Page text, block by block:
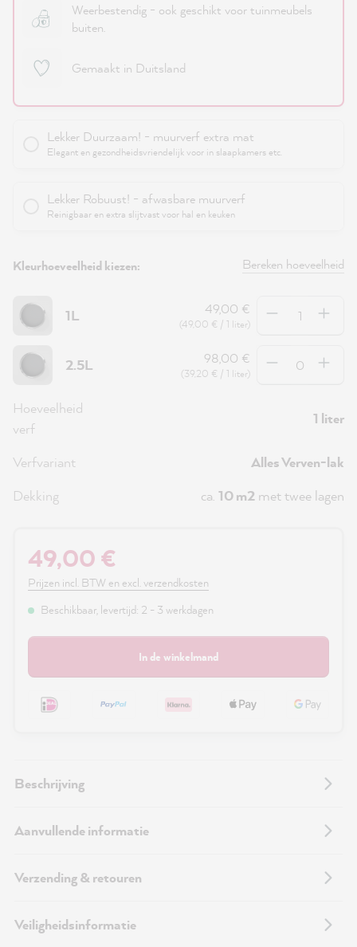
Weerbestendig - ook geschikt voor tuinmeubels
buiten.
Gemaakt in Duitsland
Lekker Duurzaam! - muurverf extra mat
Elegant en gezondheidsvriendelijk voor in slaapkamers etc.
Lekker Robuust! - afwasbare muurverf
Reinigbaar en extra slijtvast voor hal en keuken
Kleurhoeveelheid kiezen: Bereken hoeveelheid
1L 49,00 €
(49,00 € / 1 liter)
Hoeveelheid
2.5L 98,00 €
(39,20 € / 1 liter)
Hoeveelheid
Hoeveelheid
verf
1 liter
Verfvariant
Alles Verven-lak
Dekking
ca. 10 m2 met twee lagen
49,00 €
Prijzen incl. BTW en excl. verzendkosten
Beschikbaar, levertijd: 2 - 3 werkdagen
In de winkelmand
Beschrijving
Aanvullende informatie
Verzending & retouren
Veiligheidsinformatie